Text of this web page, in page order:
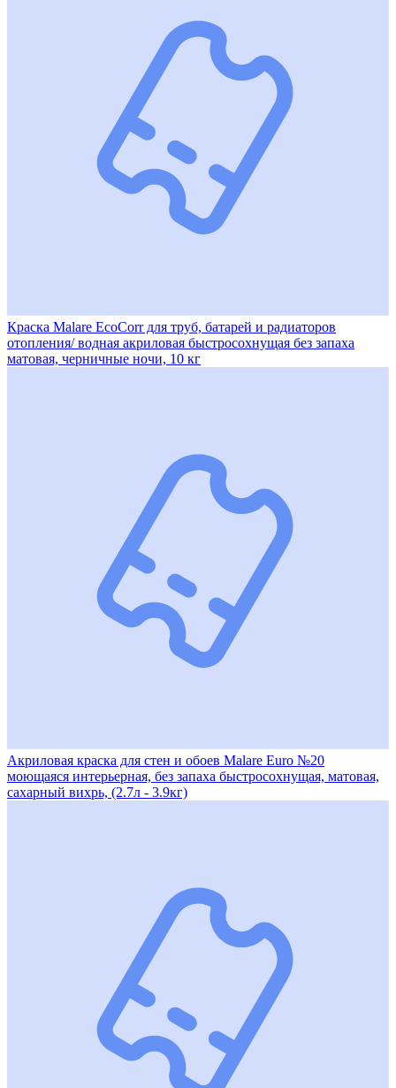
Краска Malare EcoCorr для труб, батарей и радиаторов
отопления/ водная акриловая быстросохнущая без запаха
матовая, черничные ночи, 10 кг
Акриловая краска для стен и обоев Malare Euro №20
моющаяся интерьерная, без запаха быстросохнущая, матовая,
сахарный вихрь, (2.7л - 3.9кг)